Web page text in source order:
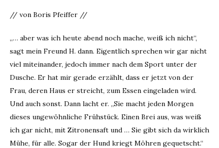
// von Boris Pfeiffer //
„… aber was ich heute abend noch mache, weiß ich nicht“,
sagt mein Freund H. dann. Eigentlich sprechen wir gar nicht
viel miteinander, jedoch immer nach dem Sport unter der
Dusche. Er hat mir gerade erzählt, dass er jetzt von der
Frau, deren Haus er streicht, zum Essen eingeladen wird.
Und auch sonst. Dann lacht er. „Sie macht jeden Morgen
dieses ungewöhnliche Frühstück. Einen Brei aus, was weiß
ich gar nicht, mit Zitronensaft und … Sie gibt sich da wirklich
Mühe, für alle. Sogar der Hund kriegt Möhren gequetscht.“